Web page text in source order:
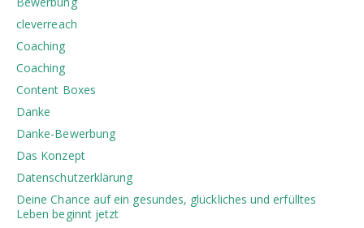
cleverreach
Coaching
Coaching
Content Boxes
Danke
Danke-Bewerbung
Das Konzept
Datenschutzerklärung
Deine Chance auf ein gesundes, glückliches und erfülltes
Leben beginnt jetzt